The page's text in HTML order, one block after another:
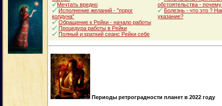
Мечтать вредно
Исполнение желаний - "порог
колдуна"
Обращение к Рейки - начало работы
Процедура работы в Рейки
Полный и краткий сеанс Рейки себе
обстоятельства -
Болезнь - что это ?
указание?
Периоды ретроградности планет в 2022 году